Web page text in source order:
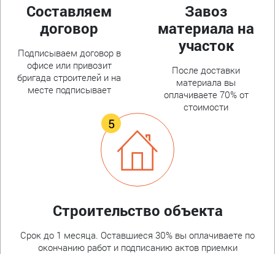
Составляем
договор
Подписываем договор в
офисе или привозит
бригада строителей и на
месте подписывает
Завоз
материала на
участок
После доставки
материала вы
оплачиваете 70% от
стоимости
Строительство объекта
Срок до 1 месяца. Оставшиеся 30% вы оплачиваете по
окончанию работ и подписанию актов приемки